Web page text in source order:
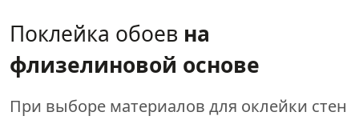
Поклейка обоев на
флизелиновой основе
При выборе материалов для оклейки стен